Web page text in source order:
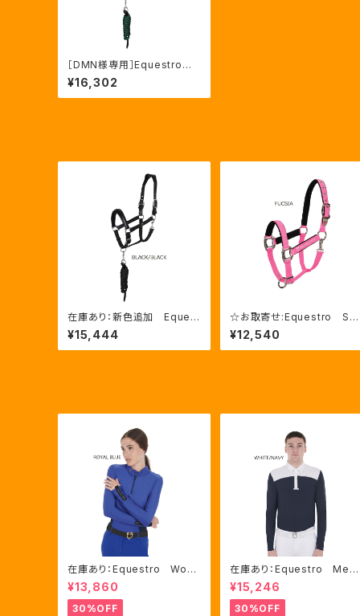
［DMN様専用］Equestro L
ani 無口＆引手セット グリ
ーン FULLサイズ（ETH03
002N）
¥16,302
在庫あり：新色追加 Equest
ro Lani 無口＆引手セッ
ト FULLサイズ 2色（ETH
03002）
¥15,444
☆お取寄せ:Equestro Shi
ny ナイロン製無口＋引手セ
ト ９色（CA00032）
¥12,540
在庫あり：Equestro Wom
en's テクニカル トレーニ
ングポロシャツ Royal Bl
ue、Mサイズ（ETW00064）
¥13,860
30%OFF
在庫あり：Equestro Me
n’ｓ メッシュコンビ 長袖
競技用シャツ 2色Mサイズ
（ETM00060）
¥15,246
30%OFF